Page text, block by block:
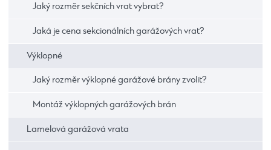
Jaký rozměr sekčních vrat vybrat?
Jaká je cena sekcionálních garážových vrat?
Výklopné
Jaký rozměr výklopné garážové brány zvolit?
Montáž výklopných garážových brán
Lamelová garážová vrata